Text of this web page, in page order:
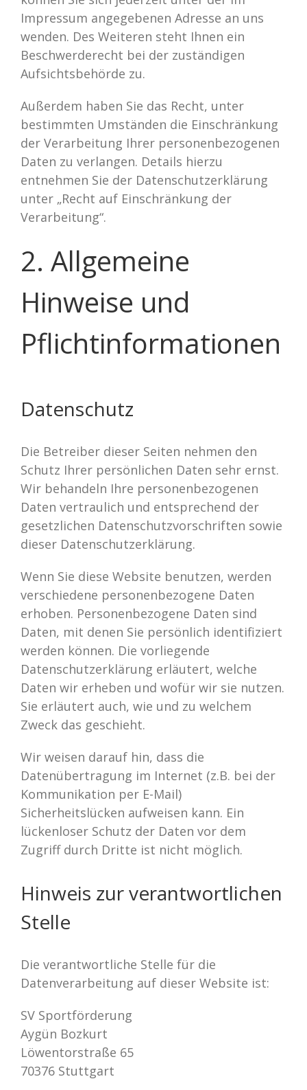
Impressum angegebenen Adresse an uns
wenden. Des Weiteren steht Ihnen ein
Beschwerderecht bei der zuständigen
Aufsichtsbehörde zu.
Außerdem haben Sie das Recht, unter
bestimmten Umständen die Einschränkung
der Verarbeitung Ihrer personenbezogenen
Daten zu verlangen. Details hierzu
entnehmen Sie der Datenschutzerklärung
unter „Recht auf Einschränkung der
Verarbeitung“.
2. Allgemeine
Hinweise und
Pflichtinformationen
Datenschutz
Die Betreiber dieser Seiten nehmen den
Schutz Ihrer persönlichen Daten sehr ernst.
Wir behandeln Ihre personenbezogenen
Daten vertraulich und entsprechend der
gesetzlichen Datenschutzvorschriften sowie
dieser Datenschutzerklärung.
Wenn Sie diese Website benutzen, werden
verschiedene personenbezogene Daten
erhoben. Personenbezogene Daten sind
Daten, mit denen Sie persönlich identifiziert
werden können. Die vorliegende
Datenschutzerklärung erläutert, welche
Daten wir erheben und wofür wir sie nutzen.
Sie erläutert auch, wie und zu welchem
Zweck das geschieht.
Wir weisen darauf hin, dass die
Datenübertragung im Internet (z.B. bei der
Kommunikation per E-Mail)
Sicherheitslücken aufweisen kann. Ein
lückenloser Schutz der Daten vor dem
Zugriff durch Dritte ist nicht möglich.
Hinweis zur verantwortlichen
Stelle
Die verantwortliche Stelle für die
Datenverarbeitung auf dieser Website ist:
SV Sportförderung
Aygün Bozkurt
Löwentorstraße 65
70376 Stuttgart